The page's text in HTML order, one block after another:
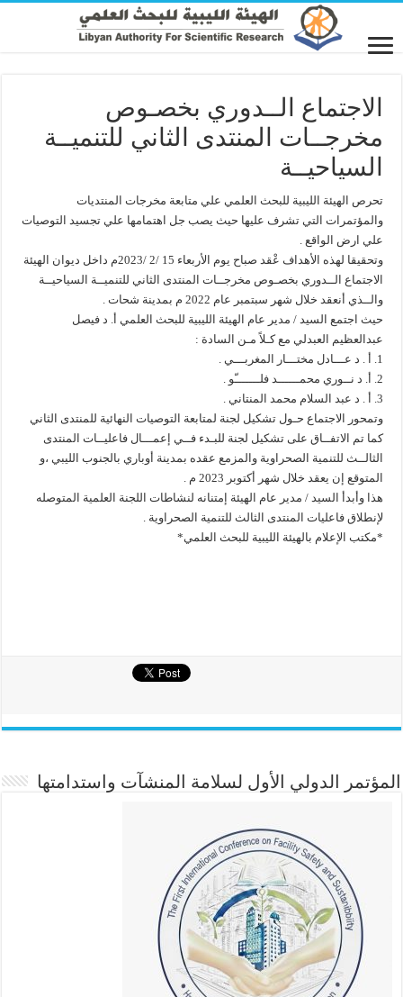
الاجتماع الــدوري بخصـوص
مخرجــات المنتدى الثاني للتنميــة
السياحيــة
تحرص الهيئة الليبية للبحث العلمي علي متابعة مخرجات المنتديات
والمؤتمرات التي تشرف عليها حيث يصب جل اهتمامها علي تجسيد التوصيات
علي ارض الواقع .
وتحقيقا لهذه الأهداف عْقد صباح يوم الأربعاء 15 /2 /2023م داخل ديوان الهيئة
الاجتماع الــدوري بخصـوص مخرجــات المنتدى الثاني للتنميــة السياحيــة
والــذي أنعقد خلال شهر سبتمبر عام 2022 م بمدينة شحات .
حيث اجتمع السيد / مدير عام الهيئة الليبية للبحث العلمي أ. د فيصل
عبدالعظيم العبدلي مع كـلاً مـن السادة :
1. أ . د عـــادل مختـــار المغربـــي .
2. أ. د نــوري محمــــــد فلـــــــّو .
3. أ . د عبد السلام محمد المنتاني .
وتمحور الاجتماع حـول تشكيل لجنة لمتابعة التوصيات النهائية للمنتدى الثاني
كما تم الاتفــاق على تشكيل لجنة للبـدء فــي إعمـــال فاعليــات المنتدى
الثالــث للتنمية الصحراوية والمزمع عقده بمدينة أوباري بالجنوب الليبي ،و
المتوقع إن يعقد خلال شهر أكتوبر 2023 م .
هذا وأبدأ السيد / مدير عام الهيئة إمتنانه لنشاطات اللجنة العلمية المتوصله
لإنطلاق فاعليات المنتدى الثالث للتنمية الصحراوية .
*مكتب الإعلام بالهيئة الليبية للبحث العلمي*
المؤتمر الدولي الأول لسلامة المنشآت واستدامتها